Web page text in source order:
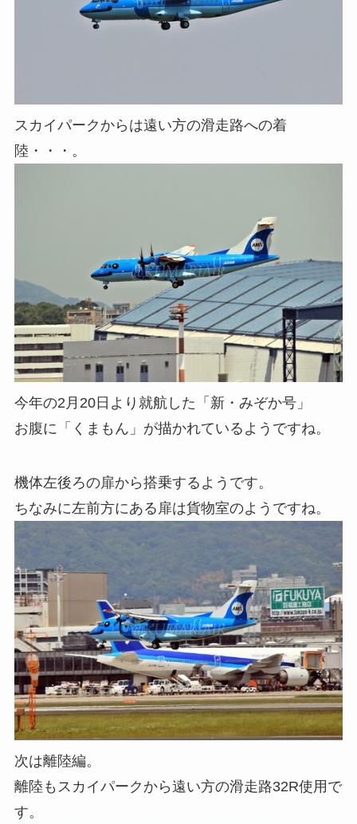
スカイパークからは遠い方の滑走路への着
陸・・・。
今年の2月20日より就航した「新・みぞか号」
お腹に「くまもん」が描かれているようですね。
機体左後ろの扉から搭乗するようです。
ちなみに左前方にある扉は貨物室のようですね。
次は離陸編。
離陸もスカイパークから遠い方の滑走路32R使用で
す。